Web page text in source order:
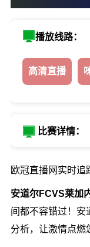
播放线路：
高清直播
比赛详情：
欧冠直播网实时追
安道尔FCVS莱加
间都不容错过！安
分析，让激情点燃